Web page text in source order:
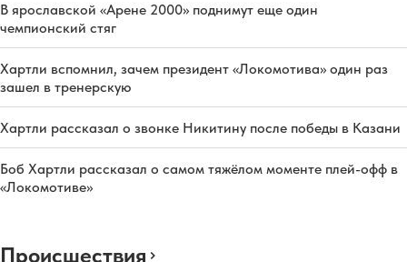
В ярославской «Арене 2000» поднимут еще один
чемпионский стяг
Хартли вспомнил, зачем президент «Локомотива» один раз
зашел в тренерскую
Хартли рассказал о звонке Никитину после победы в Казани
Боб Хартли рассказал о самом тяжёлом моменте плей-офф в
«Локомотиве»
Происшествия